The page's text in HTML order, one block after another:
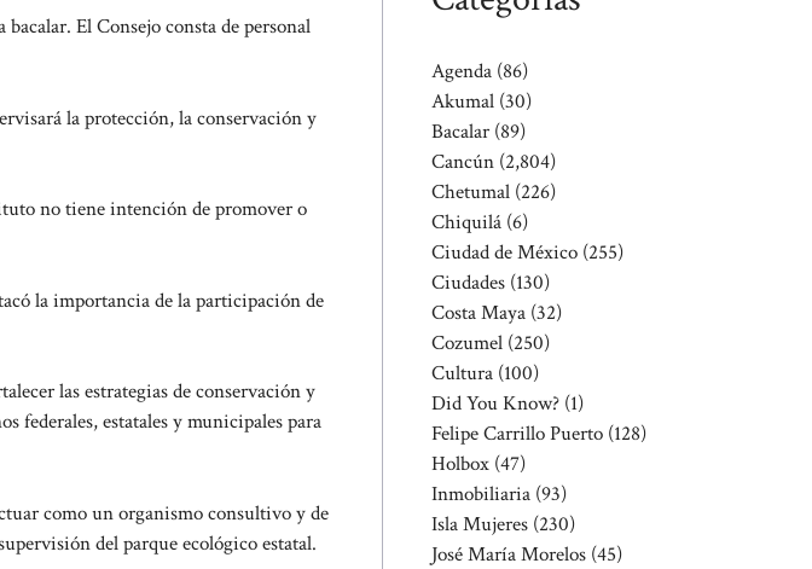
El Consejo consta de personal
la protección, la conservación y
no tiene intención de promover o
la importancia de la participación de
las estrategias de conservación y
federales, estatales y municipales para
como un organismo consultivo y de
del parque ecológico estatal.
Agenda (86)
Akumal (30)
Bacalar (89)
Cancún (2,804)
Chetumal (226)
Chiquilá (6)
Ciudad de México (255)
Ciudades (130)
Costa Maya (32)
Cozumel (250)
Cultura (100)
Did You Know? (1)
Felipe Carrillo Puerto (128)
Holbox (47)
Inmobiliaria (93)
Isla Mujeres (230)
José María Morelos (45)